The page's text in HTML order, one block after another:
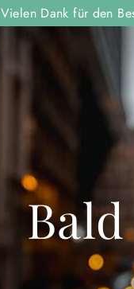
Vielen Dank für den